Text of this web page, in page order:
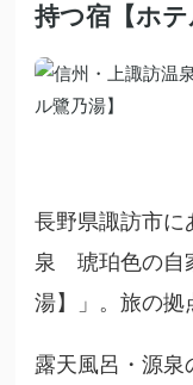
持つ宿【ホテ
長野県諏訪市に
泉 琥珀色の自
湯】」。旅の拠
露天風呂・源泉